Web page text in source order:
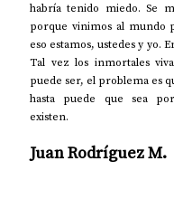
habría tenido miedo. Se
porque vinimos al mundo
eso estamos, ustedes y yo.
Tal vez los inmortales
puede ser, el problema es
hasta puede que sea
existen.
Juan Rodríguez M.